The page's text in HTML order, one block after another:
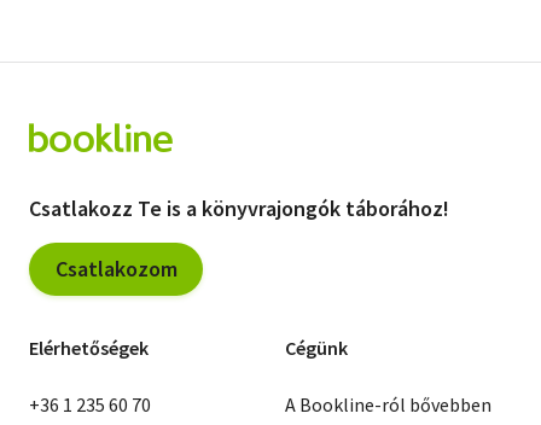
Csatlakozz Te is a könyvrajongók táborához!
Csatlakozom
Elérhetőségek
+36 1 235 60 70
Cégünk
A Bookline-ról bővebben